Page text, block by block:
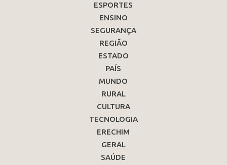
ESPORTES
ENSINO
SEGURANÇA
REGIÃO
ESTADO
PAÍS
MUNDO
RURAL
CULTURA
TECNOLOGIA
ERECHIM
GERAL
SAÚDE